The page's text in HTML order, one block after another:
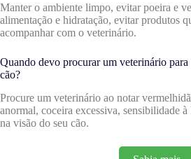
Manter o ambiente limpo, evitar poeira e
alimentação e hidratação, evitar produtos
acompanhar com o veterinário.
Quando devo procurar um veterinário
cão?
Procure um veterinário ao notar
anormal, coceira excessiva, sensibilidade
na visão do seu cão.